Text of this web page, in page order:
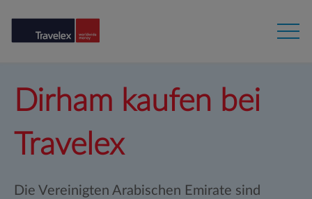
Dirham kaufen bei
Travelex
Die Vereinigten Arabischen Emirate sind